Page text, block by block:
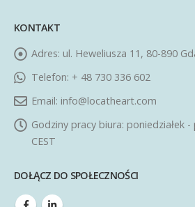
KONTAKT
Adres: ul. Heweliusza 11, 80-890
Telefon: + 48 730 336 602
Email: info@locatheart.com
Godziny pracy biura: poniedziałek
CEST
DOŁĄCZ DO SPOŁECZNOŚCI